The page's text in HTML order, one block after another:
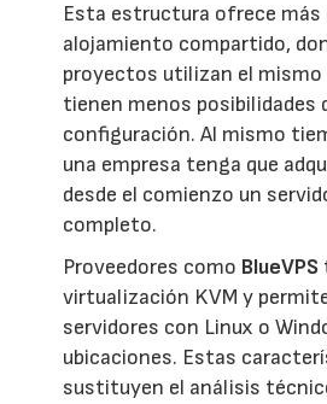
Esta estructura ofrece más
alojamiento compartido,
proyectos utilizan el
tienen menos posibilidades
configuración. Al mismo
una empresa tenga que
desde el comienzo un
completo.
Proveedores como BlueVPS
virtualización KVM y
servidores con Linux o
ubicaciones. Estas
sustituyen el análisis